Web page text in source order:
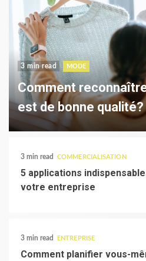
3 min read MODE
Comment
est de bonne qualité?
3 min read COMMERCIALISATION
5 applications
votre entreprise
3 min read ENTREPRISE
Comment planifier vous-